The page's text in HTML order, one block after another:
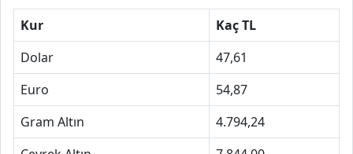
Kur
Kaç TL
Dolar
47,61
Euro
54,87
Gram Altın
4.794,24